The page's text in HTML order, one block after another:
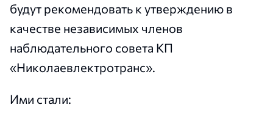
будут рекомендовать к утверждению в
качестве независимых членов
наблюдательного совета КП
«Николаевлектротранс».
Ими стали: